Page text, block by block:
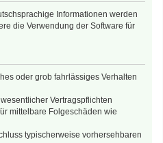
Informationen werden
die Verwendung der Software für
oder grob fahrlässiges Verhalten
Vertragspflichten
mittelbare Folgeschäden wie
typischerweise vorhersehbaren